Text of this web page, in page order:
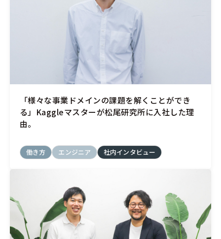
「様々な事業ドメインの課題を解くことができ
る」Kaggleマスターが松尾研究所に入社した理
由。
働き方 エンジニア 社内インタビュー